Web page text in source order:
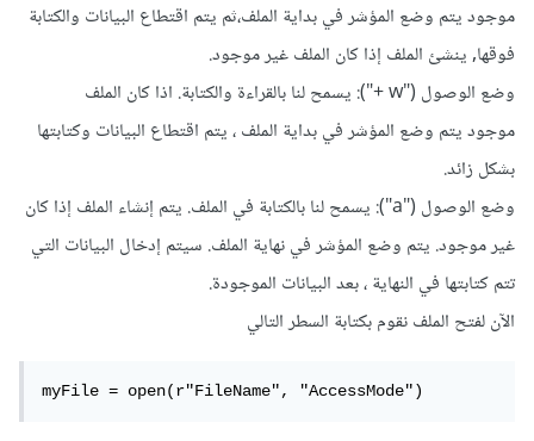
موجود يتم وضع المؤشر في بداية الملف،ثم يتم اقتطاع البيانات والكتابة
فوقها, ينشئ الملف إذا كان الملف غير موجود.
وضع الوصول ("w +"): يسمح لنا بالقراءة والكتابة. اذا كان الملف
موجود يتم وضع المؤشر في بداية الملف ، يتم اقتطاع البيانات وكتابتها
بشكل زائد.
وضع الوصول ("a"): يسمح لنا بالكتابة في الملف. يتم إنشاء الملف إذا كان
غير موجود. يتم وضع المؤشر في نهاية الملف. سيتم إدخال البيانات التي
تتم كتابتها في النهاية ، بعد البيانات الموجودة.
الآن لفتح الملف نقوم بكتابة السطر التالي
myFile = open(r"FileName", "AccessMode")